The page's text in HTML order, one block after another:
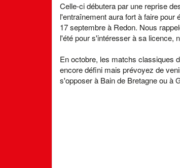
Celle-ci débutera par une reprise
l'entraînement aura fort à faire pour
17 septembre à Redon. Nous
l'été pour s'intéresser à sa licence,
En octobre, les matchs classiques
encore défini mais prévoyez de
s'opposer à Bain de Bretagne ou à